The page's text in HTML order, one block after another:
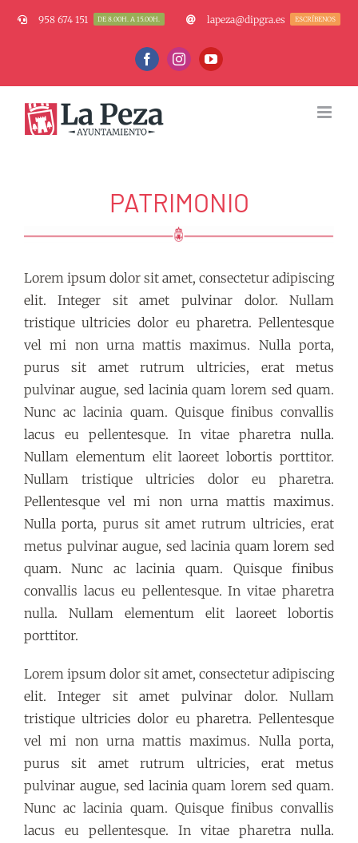
958 674 151 DE 8.00H. A 15.00H. lapeza@dipgra.es ESCRÍBENOS
FacebookInstagramYouTube
PATRIMONIO
Lorem ipsum dolor sit amet, consectetur adipiscing
elit. Integer sit amet pulvinar dolor. Nullam
tristique ultricies dolor eu pharetra. Pellentesque
vel mi non urna mattis maximus. Nulla porta,
purus sit amet rutrum ultricies, erat metus
pulvinar augue, sed lacinia quam lorem sed quam.
Nunc ac lacinia quam. Quisque finibus convallis
lacus eu pellentesque. In vitae pharetra nulla.
Nullam elementum elit laoreet lobortis porttitor.
Nullam tristique ultricies dolor eu pharetra.
Pellentesque vel mi non urna mattis maximus.
Nulla porta, purus sit amet rutrum ultricies, erat
metus pulvinar augue, sed lacinia quam lorem sed
quam. Nunc ac lacinia quam. Quisque finibus
convallis lacus eu pellentesque. In vitae pharetra
nulla. Nullam elementum elit laoreet lobortis
porttitor.
Lorem ipsum dolor sit amet, consectetur adipiscing
elit. Integer sit amet pulvinar dolor. Nullam
tristique ultricies dolor eu pharetra. Pellentesque
vel mi non urna mattis maximus. Nulla porta,
purus sit amet rutrum ultricies, erat metus
pulvinar augue, sed lacinia quam lorem sed quam.
Nunc ac lacinia quam. Quisque finibus convallis
lacus eu pellentesque. In vitae pharetra nulla.